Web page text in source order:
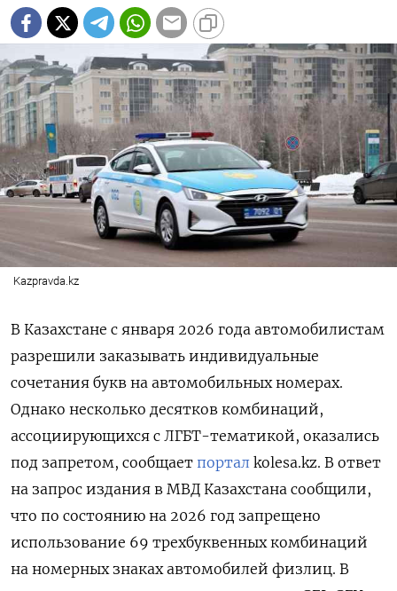
Kazpravda.kz
В Казахстане с января 2026 года автомобилистам
разрешили заказывать индивидуальные
сочетания букв на автомобильных номерах.
Однако несколько десятков комбинаций,
ассоциирующихся с ЛГБТ-тематикой, оказались
под запретом, сообщает портал kolesa.kz. В ответ
на запрос издания в МВД Казахстана сообщили,
что по состоянию на 2026 год запрещено
использование 69 трехбуквенных комбинаций
на номерных знаках автомобилей физлиц. В